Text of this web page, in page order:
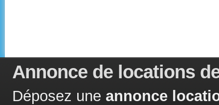
Annonce de locations
Déposez une annonce